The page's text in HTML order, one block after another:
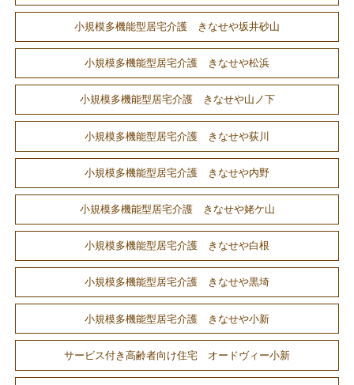
小規模多機能型居宅介護 きなせや坂井砂山
小規模多機能型居宅介護 きなせや松浜
小規模多機能型居宅介護 きなせや山ノ下
小規模多機能型居宅介護 きなせや荻川
小規模多機能型居宅介護 きなせや内野
小規模多機能型居宅介護 きなせや姥ケ山
小規模多機能型居宅介護 きなせや白根
小規模多機能型居宅介護 きなせや黒埼
小規模多機能型居宅介護 きなせや小新
サービス付き高齢者向け住宅 オードヴィー小新